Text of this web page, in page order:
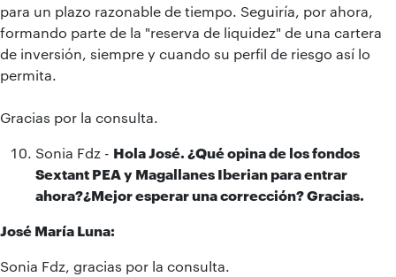
para un plazo razonable de tiempo. Seguiría, por ahora,
formando parte de la "reserva de liquidez" de una cartera
de inversión, siempre y cuando su perfil de riesgo así lo
permita.
Gracias por la consulta.
Sonia Fdz - Hola José. ¿Qué opina de los fondos
Sextant PEA y Magallanes Iberian para entrar
ahora?¿Mejor esperar una corrección? Gracias.
José María Luna:
Sonia Fdz, gracias por la consulta.